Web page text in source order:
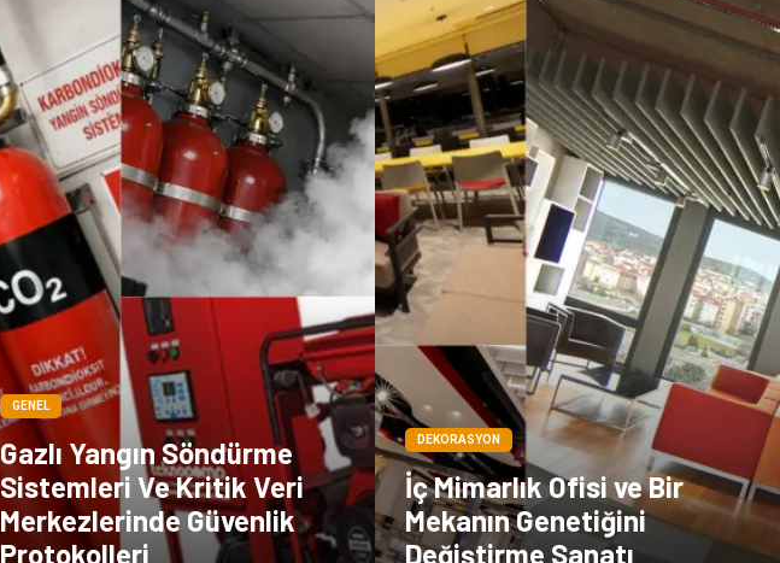
GENEL
Gazlı Yangın Söndürme
Sistemleri Ve Kritik Veri
Merkezlerinde Güvenlik
Protokolleri
DEKORASYON
İç Mimarlık Ofisi ve Bir
Mekanın Genetiğini
Değiştirme Sanatı